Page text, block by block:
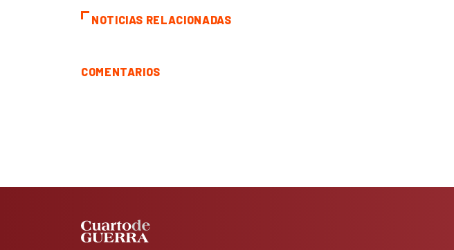
NOTICIAS RELACIONADAS
COMENTARIOS